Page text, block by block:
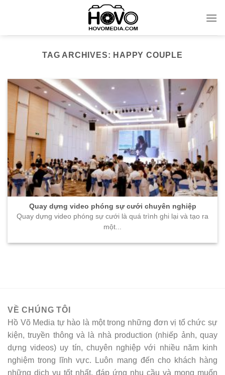
TAG ARCHIVES: HAPPY COUPLE
Quay dựng video phóng sự cưới chuyên nghiệp
Quay dựng video phóng sự cưới là quá trình ghi lại và tạo ra
một...
VỀ CHÚNG TÔI
Hồ Võ Media tự hào là một trong những đơn vị tổ chức sự
kiện, truyền thông và là nhà production (nhiếp ảnh, quay
dựng videos) uy tín, chuyên nghiệp với nhiều năm kinh
nghiệm trong lĩnh vực. Luôn mang đến cho khách hàng
những dịch vụ tốt nhất, đáp ứng nhu cầu và mong muốn